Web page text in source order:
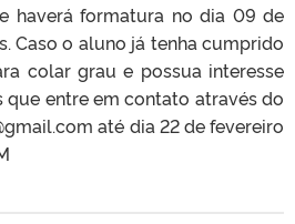
haverá formatura no dia 09 de
Caso o aluno já tenha cumprido
colar grau e possua interesse
que entre em contato através do
até dia 22 de fevereiro